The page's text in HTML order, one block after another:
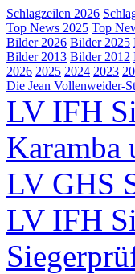
Schlagzeilen 2026
Top News 2025 Top
Bilder 2026 Bilder 2025
Bilder 2013 Bilder 2012
2026 2025 2024 2023
Die Jean Vollenweider-
LV IFH
Karamba
LV GHS
LV IFH